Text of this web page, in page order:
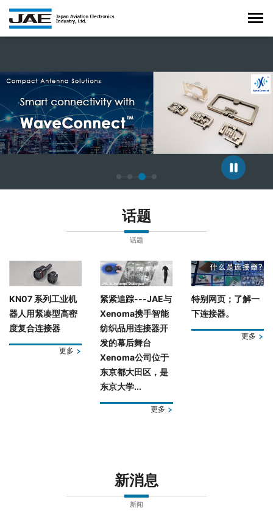
话题
话题
KN07 系列工业机
器人用紧凑型高密
度复合连接器
更多
紧紧追踪---JAE与
Xenoma携手智能
纺织品用连接器开
发的幕后舞台
Xenoma公司位于
东京都大田区，是
东京大学...
更多
特别网页；了解一
下连接器。
更多
新消息
新闻